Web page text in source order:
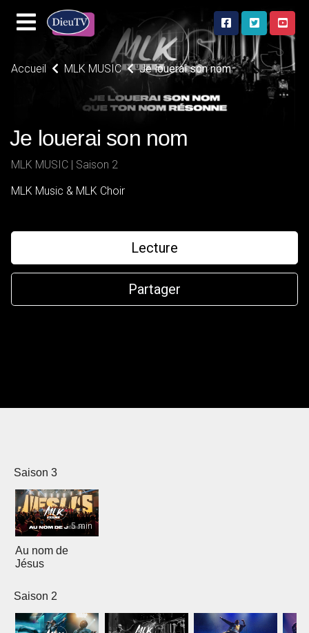
Accueil MLK MUSIC Je louerai son nom
Je louerai son nom
MLK MUSIC | Saison 2
MLK Music & MLK Choir
Lecture
Partager
Saison 3
5 min
Au nom de
Jésus
Saison 2